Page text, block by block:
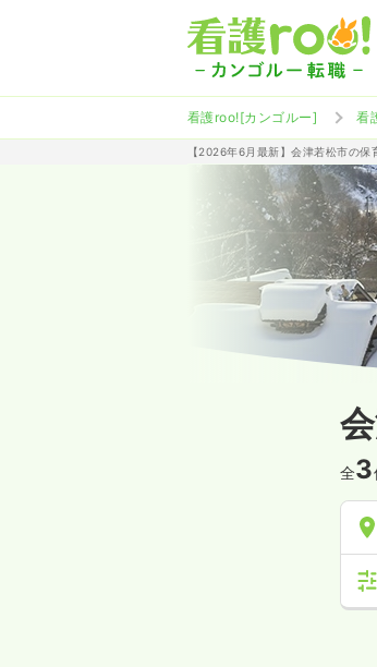
看護roo![カンゴルー] 看
【2026年6月最新】会津若松市の
全3